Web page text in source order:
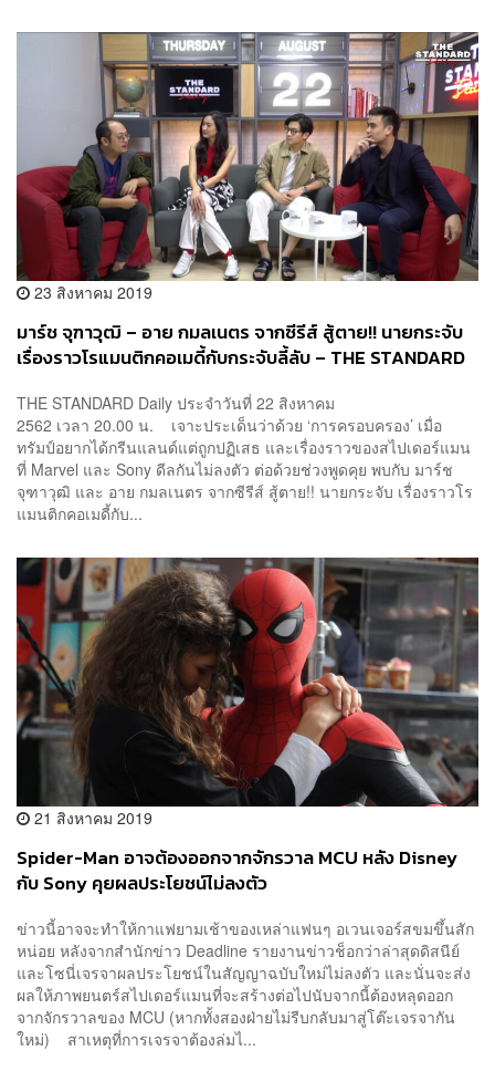
23 สิงหาคม 2019
มาร์ช จุฑาวุฒิ – อาย กมลเนตร จากซีรีส์ สู้ตาย!! นายกระจับ
เรื่องราวโรแมนติกคอเมดี้กับกระจับลี้ลับ – THE STANDARD
THE STANDARD Daily ประจำวันที่ 22 สิงหาคม
2562 เวลา 20.00 น. เจาะประเด็นว่าด้วย ‘การครอบครอง’ เมื่อ
ทรัมป์อยากได้กรีนแลนด์แต่ถูกปฏิเสธ และเรื่องราวของสไปเดอร์แมน
ที่ Marvel และ Sony ดีลกันไม่ลงตัว ต่อด้วยช่วงพูดคุย พบกับ มาร์ช
จุฑาวุฒิ และ อาย กมลเนตร จากซีรีส์ สู้ตาย!! นายกระจับ เรื่องราวโร
แมนติกคอเมดี้กับ...
21 สิงหาคม 2019
Spider-Man อาจต้องออกจากจักรวาล MCU หลัง Disney
กับ Sony คุยผลประโยชน์ไม่ลงตัว
ข่าวนี้อาจจะทำให้กาแฟยามเช้าของเหล่าแฟนๆ อเวนเจอร์สขมขึ้นสัก
หน่อย หลังจากสำนักข่าว Deadline รายงานข่าวช็อกว่าล่าสุดดิสนีย์
และโซนี่เจรจาผลประโยชน์ในสัญญาฉบับใหม่ไม่ลงตัว และนั่นจะส่ง
ผลให้ภาพยนตร์สไปเดอร์แมนที่จะสร้างต่อไปนับจากนี้ต้องหลุดออก
จากจักรวาลของ MCU (หากทั้งสองฝ่ายไม่รีบกลับมาสู่โต๊ะเจรจากัน
ใหม่) สาเหตุที่การเจรจาต้องล่มไ...